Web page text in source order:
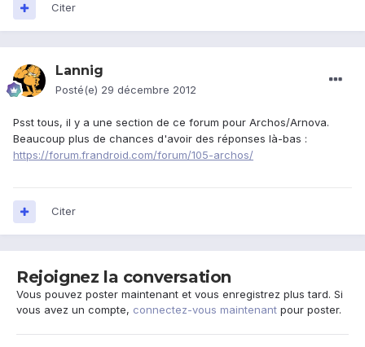
Citer
Lannig
Posté(e) 29 décembre 2012
Psst tous, il y a une section de ce forum pour Archos/Arnova.
Beaucoup plus de chances d'avoir des réponses là-bas :
https://forum.frandroid.com/forum/105-archos/
Citer
Rejoignez la conversation
Vous pouvez poster maintenant et vous enregistrez plus tard. Si
vous avez un compte, connectez-vous maintenant pour poster.